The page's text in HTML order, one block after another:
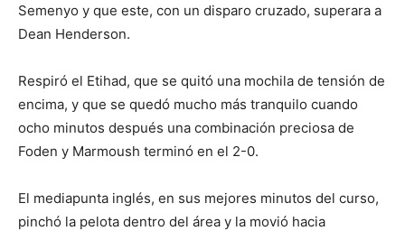
Semenyo y que este, con un disparo cruzado, superara a
Dean Henderson.
Respiró el Etihad, que se quitó una mochila de tensión de
encima, y que se quedó mucho más tranquilo cuando
ocho minutos después una combinación preciosa de
Foden y Marmoush terminó en el 2-0.
El mediapunta inglés, en sus mejores minutos del curso,
pinchó la pelota dentro del área y la movió hacia